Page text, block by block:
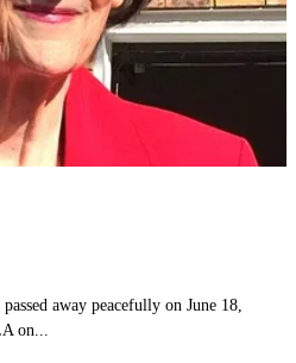
away peacefully on June 18,
on...